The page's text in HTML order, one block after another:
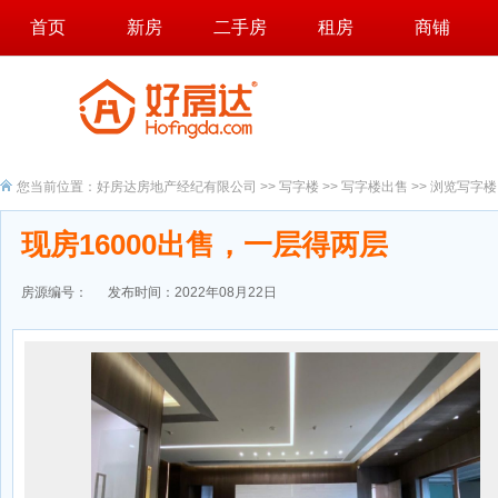
首页 新房 二手房 租房 商铺
您当前位置： 好房达房地产经纪有限公司 >> 写字楼 >> 写字楼出售 >> 浏览写字楼
现房16000出售，一层得两层
房源编号： 发布时间：2022年08月22日